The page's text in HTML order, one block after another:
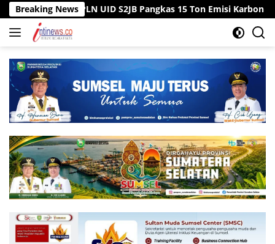
Langsung
ke
konten
Breaking News
PLN UID S2JB Pangkas 15 Ton Emisi Karbon Tiga